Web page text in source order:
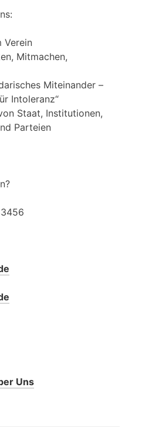
Verein
Mitmachen,
Miteinander –
Intoleranz“
Staat, Institutionen,
Parteien
Uns